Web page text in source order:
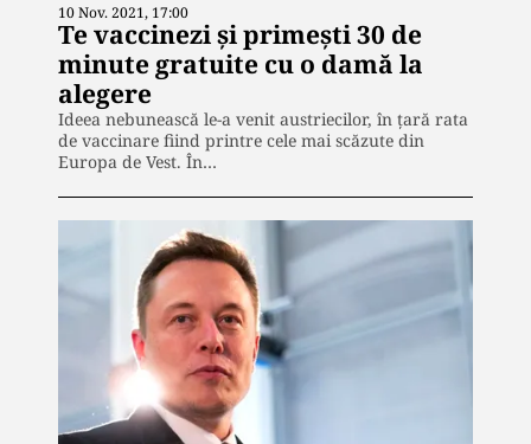
10 Nov. 2021, 17:00
Te vaccinezi și primești 30 de
minute gratuite cu o damă la
alegere
Ideea nebunească le-a venit austriecilor, în țară rata
de vaccinare fiind printre cele mai scăzute din
Europa de Vest. În…